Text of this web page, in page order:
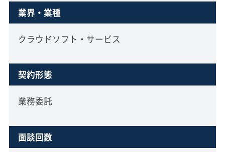
業界・業種
クラウドソフト・サービス
契約形態
業務委託
面談回数